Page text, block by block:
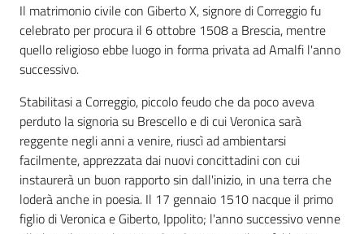
Il matrimonio civile con Giberto X, signore di Correggio fu
celebrato per procura il 6 ottobre 1508 a Brescia, mentre
quello religioso ebbe luogo in forma privata ad Amalfi l'anno
successivo.
Stabilitasi a Correggio, piccolo feudo che da poco aveva
perduto la signoria su Brescello e di cui Veronica sarà
reggente negli anni a venire, riuscì ad ambientarsi
facilmente, apprezzata dai nuovi concittadini con cui
instaurerà un buon rapporto sin dall'inizio, in una terra che
loderà anche in poesia. Il 17 gennaio 1510 nacque il primo
figlio di Veronica e Giberto, Ippolito; l'anno successivo venne